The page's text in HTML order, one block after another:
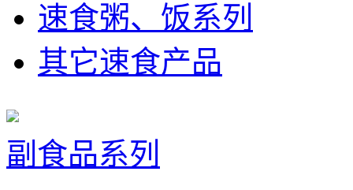
速食粥、饭系列
其它速食产品
副食品系列